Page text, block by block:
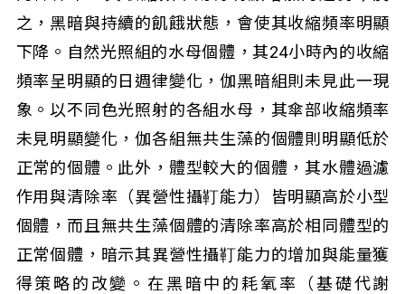
之，黑暗與持續的飢餓狀態，會使其收縮頻率明顯
下降。自然光照組的水母個體，其24小時內的收縮
頻率呈明顯的日週律變化，伽黑暗組則未見此一現
象。以不同色光照射的各組水母，其傘部收縮頻率
未見明顯變化，伽各組無共生藻的個體則明顯低於
正常的個體。此外，體型較大的個體，其水體過濾
作用與清除率（異營性攝靪能力）皆明顯高於小型
個體，而且無共生藻個體的清除率高於相同體型的
正常個體，暗示其異營性攝靪能力的增加與能量獲
得策略的改變。在黑暗中的耗氧率（基礎代謝